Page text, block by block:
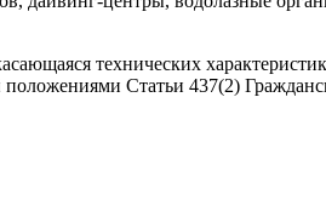
технических
Статьи 437(2)